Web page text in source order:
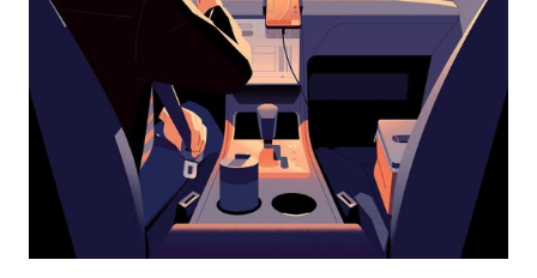
Escape
agenda
te
sluiten.